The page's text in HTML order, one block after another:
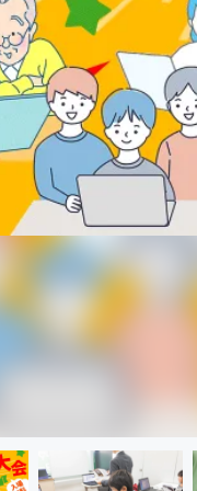
まちづくり・地域活性化